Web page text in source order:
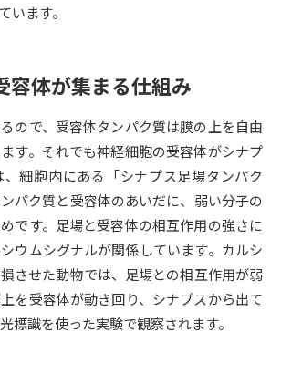
（高2生用）
スなどを調べる
実施プログラムから探す
ト特集 夢ナビライブ
います。
容体が集まる仕組み
ので、受容体タンパク質は膜の上を自由
す。それでも神経細胞の受容体がシナプ
、細胞内にある「シナプス足場タンパク
パク質と受容体のあいだに、弱い分子の
です。足場と受容体の相互作用の強さに
ウムシグナルが関係しています。カルシ
させた動物では、足場との相互作用が弱
を受容体が動き回り、シナプスから出て
標識を使った実験で観察されます。